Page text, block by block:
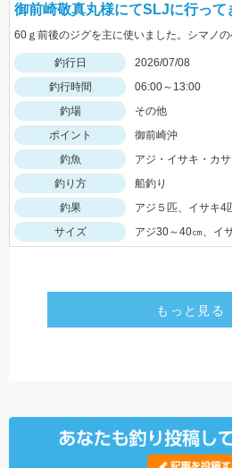
御前崎敬真丸様にてSLJに行って
釣行日
2026/07/08
釣行時間
06:00～13:00
釣場
その他
ポイント
御前崎沖
釣魚
アジ・イサキ・カ
釣り方
船釣り
釣果
アジ５匹、イサキ4
サイズ
アジ30～40㎝、イ
もっと見る